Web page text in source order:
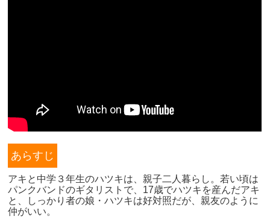
あらすじ
アキと中学３年生のハツキは、親子二人暮らし。若い頃は
パンクバンドのギタリストで、17歳でハツキを産んだアキ
と、しっかり者の娘・ハツキは好対照だが、親友のように
仲がいい。